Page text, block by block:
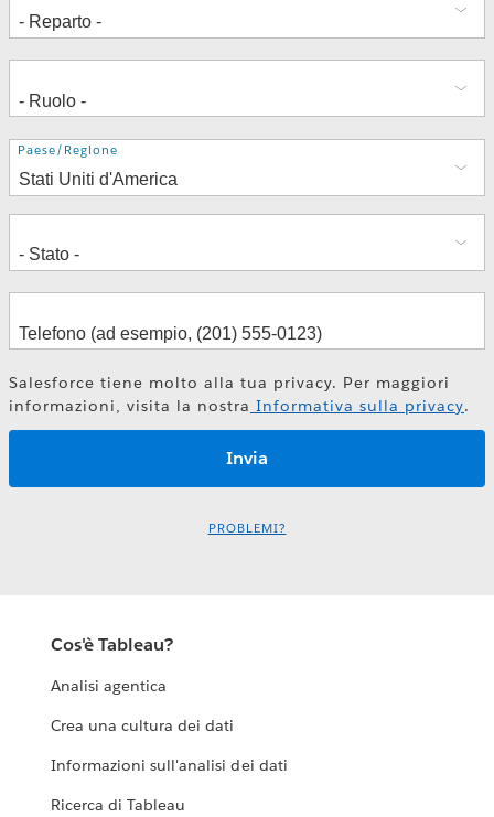
Indirizzo
Paese/Regione
Salesforce tiene molto alla tua privacy. Per maggiori
informazioni, visita la nostra Informativa sulla privacy.
PROBLEMI?
Cos'è Tableau?
Analisi agentica
Crea una cultura dei dati
Informazioni sull'analisi dei dati
Ricerca di Tableau